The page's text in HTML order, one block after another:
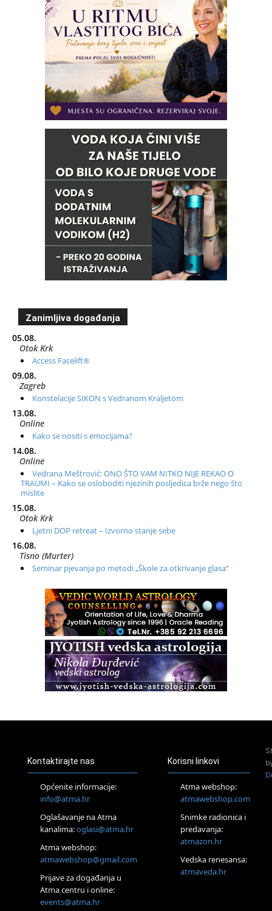
Zanimljiva događanja
05.08.
Otok Krk
Access Facelift®
09.08.
Zagreb
Konstelacije SIKON s Vedranom Kraljetom
13.08.
Online
Kako se nositi s emocijama?
14.08.
Online
Vedrana Meštrović: ONO ŠTO VAM NITKO NIJE REKAO O
TRAUMI – Kako se osloboditi njezinih posljedica brže nego što
mislite
15.08.
Otok Krk
Ljetni DOP retreat – Izvorno stanje sebe
16.08.
Tisno (Murter)
Seminar pjevanja po metodi „Škole za otkrivanje glasa“
Radionica: Pomagači iz drugih dimenzija Online – otvoreno za
Zagreb+Online
Osnovni ThetaHealing® tečaj, Zagreb i Online
Access BARS®, otpusti stres
Pjesma srca / Zagreb
Tečaj Višeg Vodstva, razvijanja intuicije i Akaša zapisa
Online
Postanite Nositelj Vibracije Nove Zemlje
Visoko
Alemka Dauskardt – Jednodnevna radionica sistemskih
konstelacija
Zagreb
Kontaktirajte nas
Općenite informacije:
info@atma.hr
Oglašavanje na Atma
kanalima:oglasi@atma.hr
Atma webshop:
atmawebshop@gmail.com
Prijave za događanja u
Atma centru i online:
events@atma.hr
Korisni linkovi
Atma webshop:
atmawebshop.com
Snimke radionica i
predavanja:
atmazon.hr
Vedska renesansa:
atmaveda.hr